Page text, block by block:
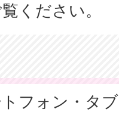
ください。
フォン・タ